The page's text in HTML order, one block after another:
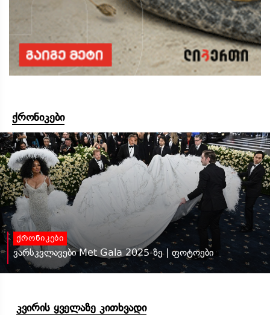
ქრონიკები
ქრონიკები
ვარსკვლავები Met Gala 2025-ზე | ფოტოები
კვირის ყველაზე კითხვადი